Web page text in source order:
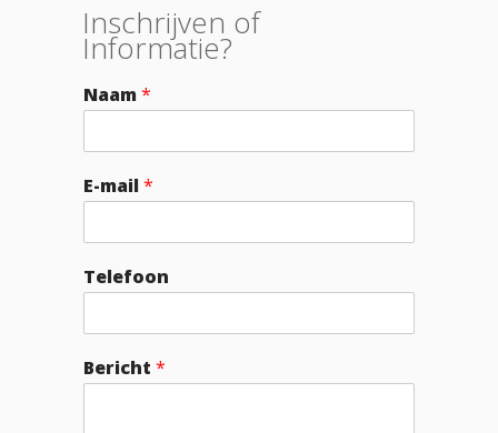
Inschrijven of
Informatie?
Naam*
E-mail*
Telefoon
Bericht *